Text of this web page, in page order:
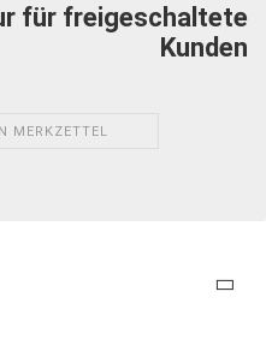
für freigeschaltete
Kunden
MERKZETTEL